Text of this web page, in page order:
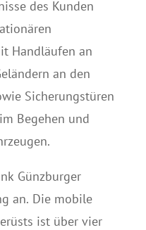
des Kunden
Handläufen an
an den
Sicherungstüren
Begehen und
Günzburger
an. Die mobile
ist über vier